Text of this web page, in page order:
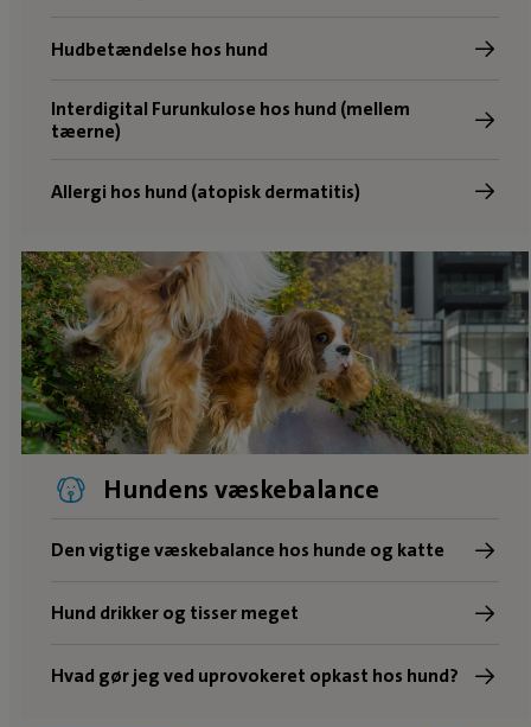
Hudbetændelse hos hund
Interdigital Furunkulose hos hund (mellem
tæerne)
Allergi hos hund (atopisk dermatitis)
Hundens væskebalance
Den vigtige væskebalance hos hunde og katte
Hund drikker og tisser meget
Hvad gør jeg ved uprovokeret opkast hos hund?